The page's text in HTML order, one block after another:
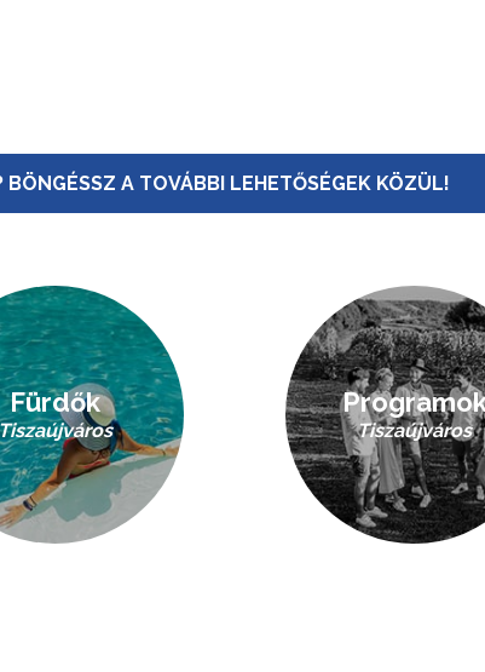
A TOVÁBBI LEHETŐSÉGEK KÖZÜL!
Fürdők
Tiszaújváros